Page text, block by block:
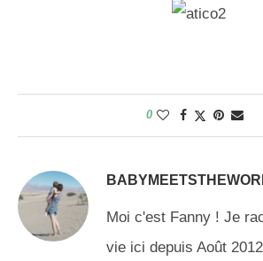
0
Moi c'est Fanny ! Je
vie ici depuis Août